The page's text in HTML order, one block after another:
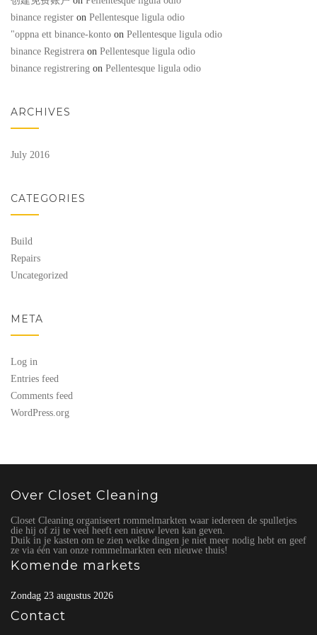
binance register on Pellentesque ligula odio
"oppna ett binance-konto on Pellentesque ligula odio
binance Registrera on Pellentesque ligula odio
binance registrering on Pellentesque ligula odio
ARCHIVES
July 2016
CATEGORIES
Build
Repairs
Uncategorized
META
Log in
Entries feed
Comments feed
WordPress.org
Over Closet Cleaning
Closet Cleaning organiseert rommelmarkten waar iedereen de spulletjes
die hij of zij te veel heeft een nieuw leven kan geven.
Duik in je kasten om te zien welke dingen je niet meer nodig hebt en geef
ze via één van onze rommelmarkten een nieuwe thuis!
Komende markets
Zondag 23 augustus 2026
Contact